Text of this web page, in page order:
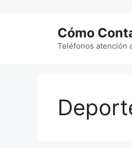
Cómo
Teléfonos atención